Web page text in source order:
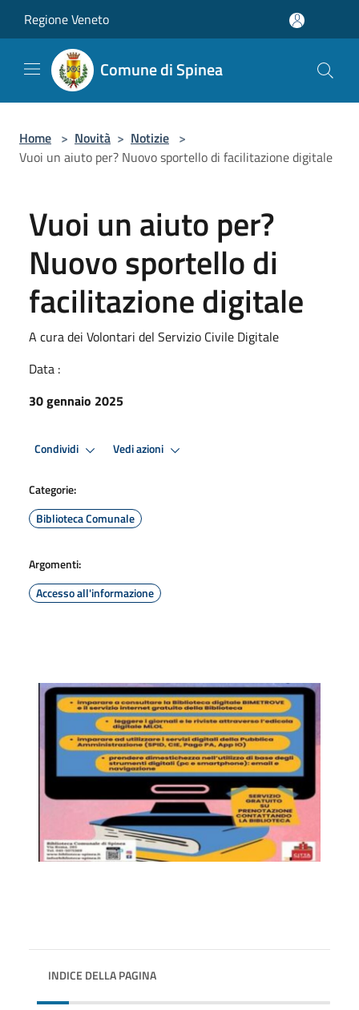
Regione Veneto
Comune di Spinea
Home > Novità > Notizie >
Vuoi un aiuto per? Nuovo sportello di facilitazione digitale
Vuoi un aiuto per?
Nuovo sportello di
facilitazione digitale
A cura dei Volontari del Servizio Civile Digitale
Data :
30 gennaio 2025
Condividi Vedi azioni
Categorie:
Biblioteca Comunale
Argomenti:
Accesso all'informazione
INDICE DELLA PAGINA